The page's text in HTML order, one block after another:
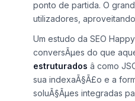
sucesso em SEO. A
ponto de partida. O
Um estudo daSEO
conversÃµes do que
estruturadosâ como
sua indexaÃ§Ã£o e a